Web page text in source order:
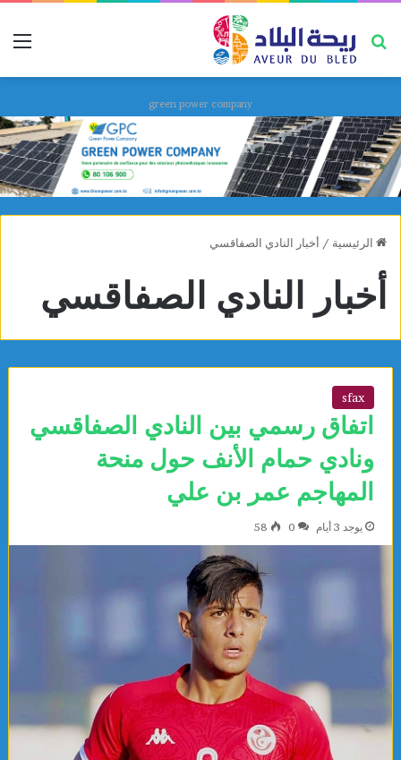
بحث عن
green power company
الرئيسية / أخبار النادي الصفاقسي
أخبار النادي الصفاقسي
sfax
اتفاق رسمي بين النادي الصفاقسي
ونادي حمام الأنف حول منحة
المهاجم عمر بن علي
يوجد 3 أيام 0
58